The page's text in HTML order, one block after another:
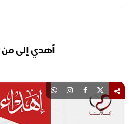
أهدي إلى من